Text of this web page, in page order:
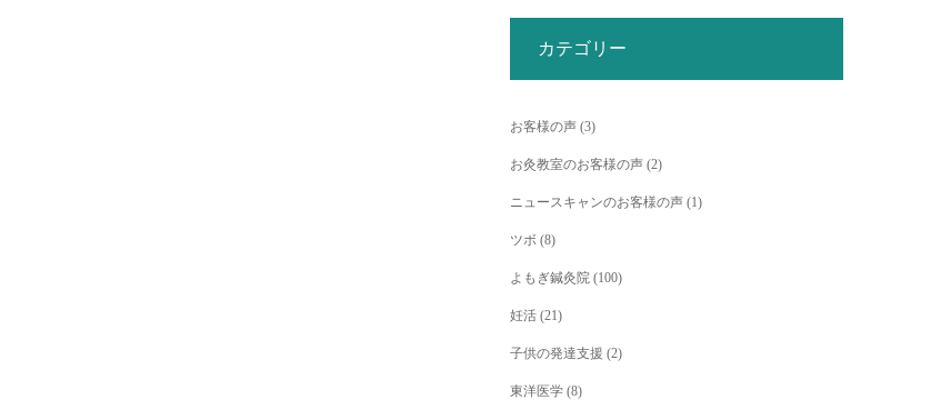
カテゴリー
お客様の声 (3)
お灸教室のお客様の声 (2)
ニュースキャンのお客様の声 (1)
ツボ (8)
よもぎ鍼灸院 (100)
妊活 (21)
子供の発達支援 (2)
東洋医学 (8)